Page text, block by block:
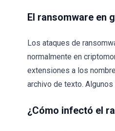
El ransomware en
Los ataques de
normalmente en
extensiones a los
archivo de texto.
¿Cómo infectó el